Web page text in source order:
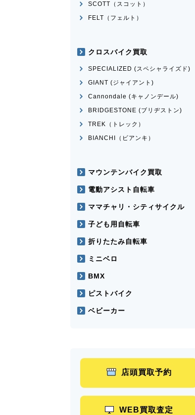
SCOTT（スコット）
FELT（フェルト）
クロスバイク買取
SPECIALIZED (スペシャライズド)
GIANT (ジャイアント)
Cannondale (キャノンデール)
BRIDGESTONE (ブリヂストン)
TREK（トレック）
BIANCHI（ビアンキ）
マウンテンバイク買取
電動アシスト自転車
ママチャリ・シティサイクル
子ども用自転車
折りたたみ自転車
ミニベロ
BMX
ピストバイク
ベビーカー
店頭買取予約
WEB買取査定